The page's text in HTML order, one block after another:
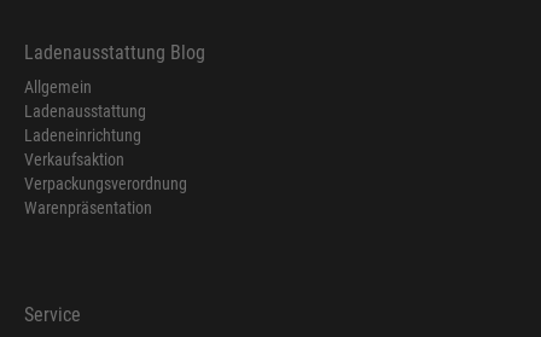
Ladenausstattung Blog
Allgemein
Ladenausstattung
Ladeneinrichtung
Verkaufsaktion
Verpackungsverordnung
Warenpräsentation
Service